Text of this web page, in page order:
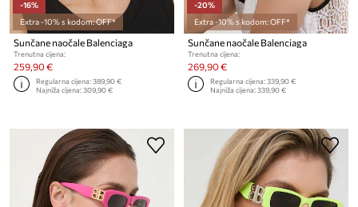
-16%
Extra -10% s kodom: OFF*
Sunčane naočale Balenciaga
Trenutna cijena:
259,90 €
Regularna cijena:389,90 €
Najniža cijena:309,90 €
-20%
Extra -10% s kodom: OFF*
Sunčane naočale Balenciaga
Trenutna cijena:
269,90 €
Regularna cijena:339,90 €
Najniža cijena:339,90 €